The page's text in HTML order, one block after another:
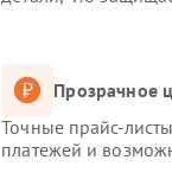
Прозрачное
Точные прайс-
платежей и